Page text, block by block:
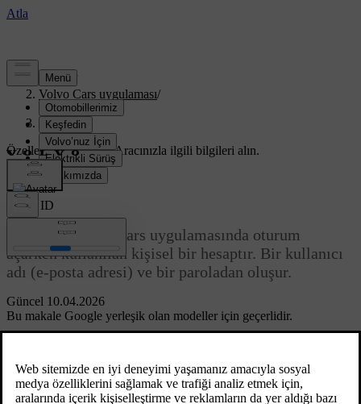
Destek
Volvo Cars uygulaması/
Başlarken/
Volvo ID
Özelleştirilmiş destekAracınızla ilgili bilgileri alın.
Giriş yap
Güncel 10.04.2026
Volvo ID
Volvo ID; Volvo Cars uygulamasında oturum
açarken kullanılan kişisel bir hesaptır. Bir kullanıcı
adı (e-posta adresi) ve bir paroladan oluşur.
Bu makale Google yerleşik olan modeller için geçerlidir.
volvoid.eu.volvocars.com/Accountadresi üzerinden hem
oluşturabilir hem de değiştirebilirsiniz.